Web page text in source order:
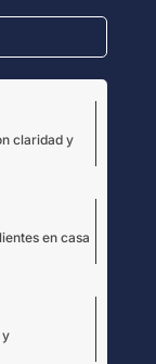
claridad y
en casa
y